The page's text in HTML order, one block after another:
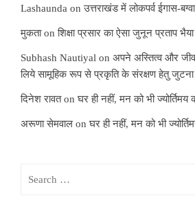
Lashaunda onउत्तराखंड में लोकपर्व ईगास-
मुकताonशिक्षा प्रसार का ऐसा जुनून प्रताप
Subhash Nautiyal on अपने अस्तित्व और
लिये सामूहिक रूप से प्रकृति के संरक्षण हेतु जुटना
दिनेश रावतonघर ही नहीं, मन को भी ज्योर्तिमय
अरूणा सेमवाल onघर ही नहीं, मन को भी